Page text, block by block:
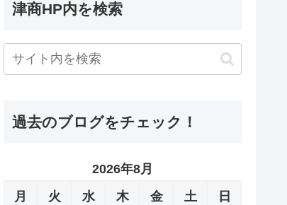
津商HP内を検索
過去のブログをチェック！
2026年8月
月
火 水 木 金 土
日